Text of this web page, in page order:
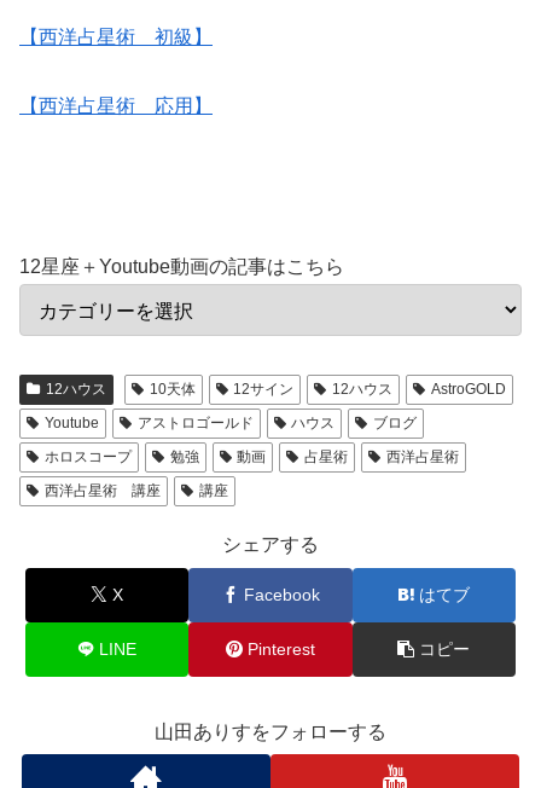
【西洋占星術 初級】
【西洋占星術 応用】
12星座＋Youtube動画の記事はこちら
12ハウス 10天体 12サイン 12ハウス
AstroGOLD
Youtube
アストロゴールド ハウス
ブログ
ホロスコープ
勉強 動画 占星術
西洋占星術
西洋占星術 講座
講座
シェアする
X Facebook はてブ
LINE Pinterest コピー
山田ありすをフォローする